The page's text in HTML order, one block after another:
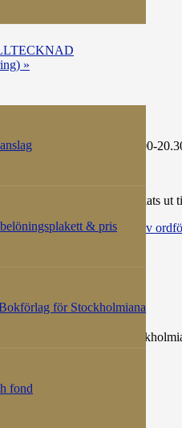
& pris
för Stockholmiana
fond
»
den 26 april 2021 kl 18.00-
4, Stockholm.
för 2022 har skickats
förslag till val av
och pris samt
(dock ej obligatoriskat).